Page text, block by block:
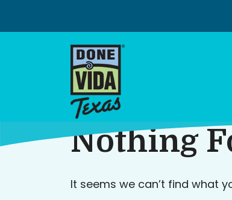
content
Nothing
It seems we can’t find what